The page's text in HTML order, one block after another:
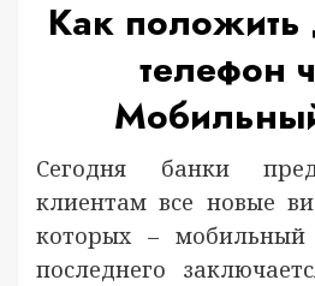
Как положить
телефон
Сегодня банки
клиентам все новые
которых –
последнего